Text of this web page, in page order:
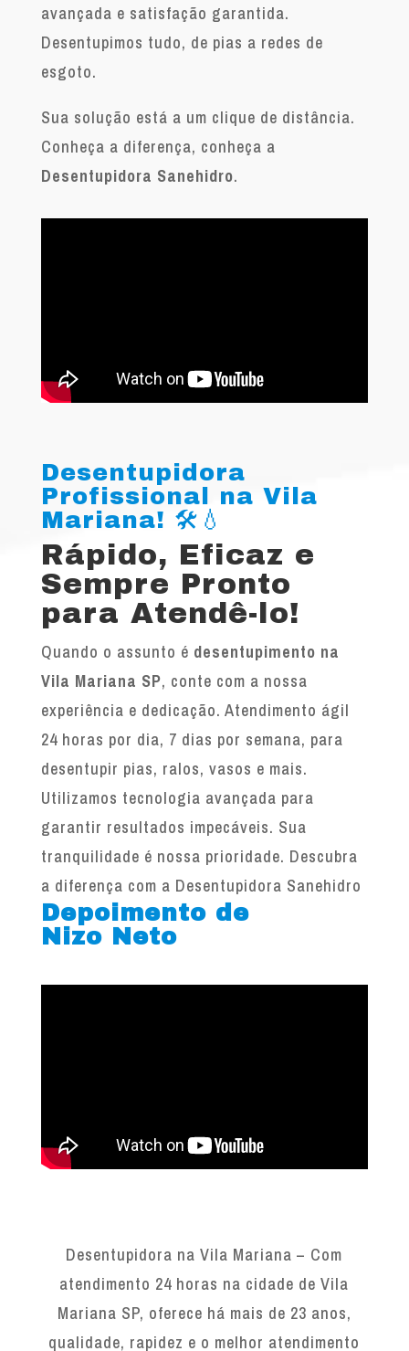
avançada e satisfação garantida.
Desentupimos tudo, de pias a redes de
esgoto.
Sua solução está a um clique de distância.
Conheça a diferença, conheça a
Desentupidora Sanehidro.
Desentupidora
Profissional na Vila
Mariana! 🛠️💧
Rápido, Eficaz e
Sempre Pronto
para Atendê-lo!
Quando o assunto é desentupimento na
Vila Mariana SP, conte com a nossa
experiência e dedicação. Atendimento ágil
24 horas por dia, 7 dias por semana, para
desentupir pias, ralos, vasos e mais.
Utilizamos tecnologia avançada para
garantir resultados impecáveis. Sua
tranquilidade é nossa prioridade. Descubra
a diferença com a Desentupidora Sanehidro
Depoimento de
Nizo Neto
Desentupidora na Vila Mariana – Com
atendimento 24 horas na cidade de Vila
Mariana SP, oferece há mais de 23 anos,
qualidade, rapidez e o melhor atendimento